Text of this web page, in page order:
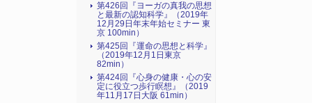
第426回『ヨーガの真我の思想
と最新の認知科学』（2019年
12月29日年末年始セミナー 東
京 100min）
第425回『運命の思想と科学』
（2019年12月1日東京
82min）
第424回『心身の健康・心の安
定に役立つ歩行瞑想』（2019
年11月17日大阪 61min）